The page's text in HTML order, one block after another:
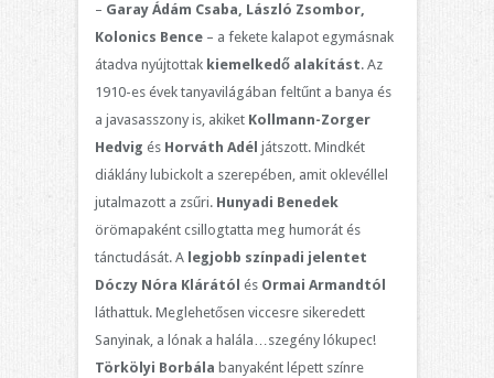
– Garay Ádám Csaba, László Zsombor,
Kolonics Bence– a fekete kalapot egymásnak
átadva nyújtottak kiemelkedő alakítást. Az
1910-es évek tanyavilágában feltűnt a banya és
a javasasszony is, akiket Kollmann-Zorger
Hedvig és Horváth Adél játszott. Mindkét
diáklány lubickolt a szerepében, amit oklevéllel
jutalmazott a zsűri. Hunyadi Benedek
örömapaként csillogtatta meg humorát és
tánctudását. A legjobb színpadi jelentet
Dóczy Nóra Klárától ésOrmai Armandtól
láthattuk. Meglehetősen viccesre sikeredett
Sanyinak, a lónak a halála…szegény lókupec!
Törkölyi Borbála banyaként lépett színre